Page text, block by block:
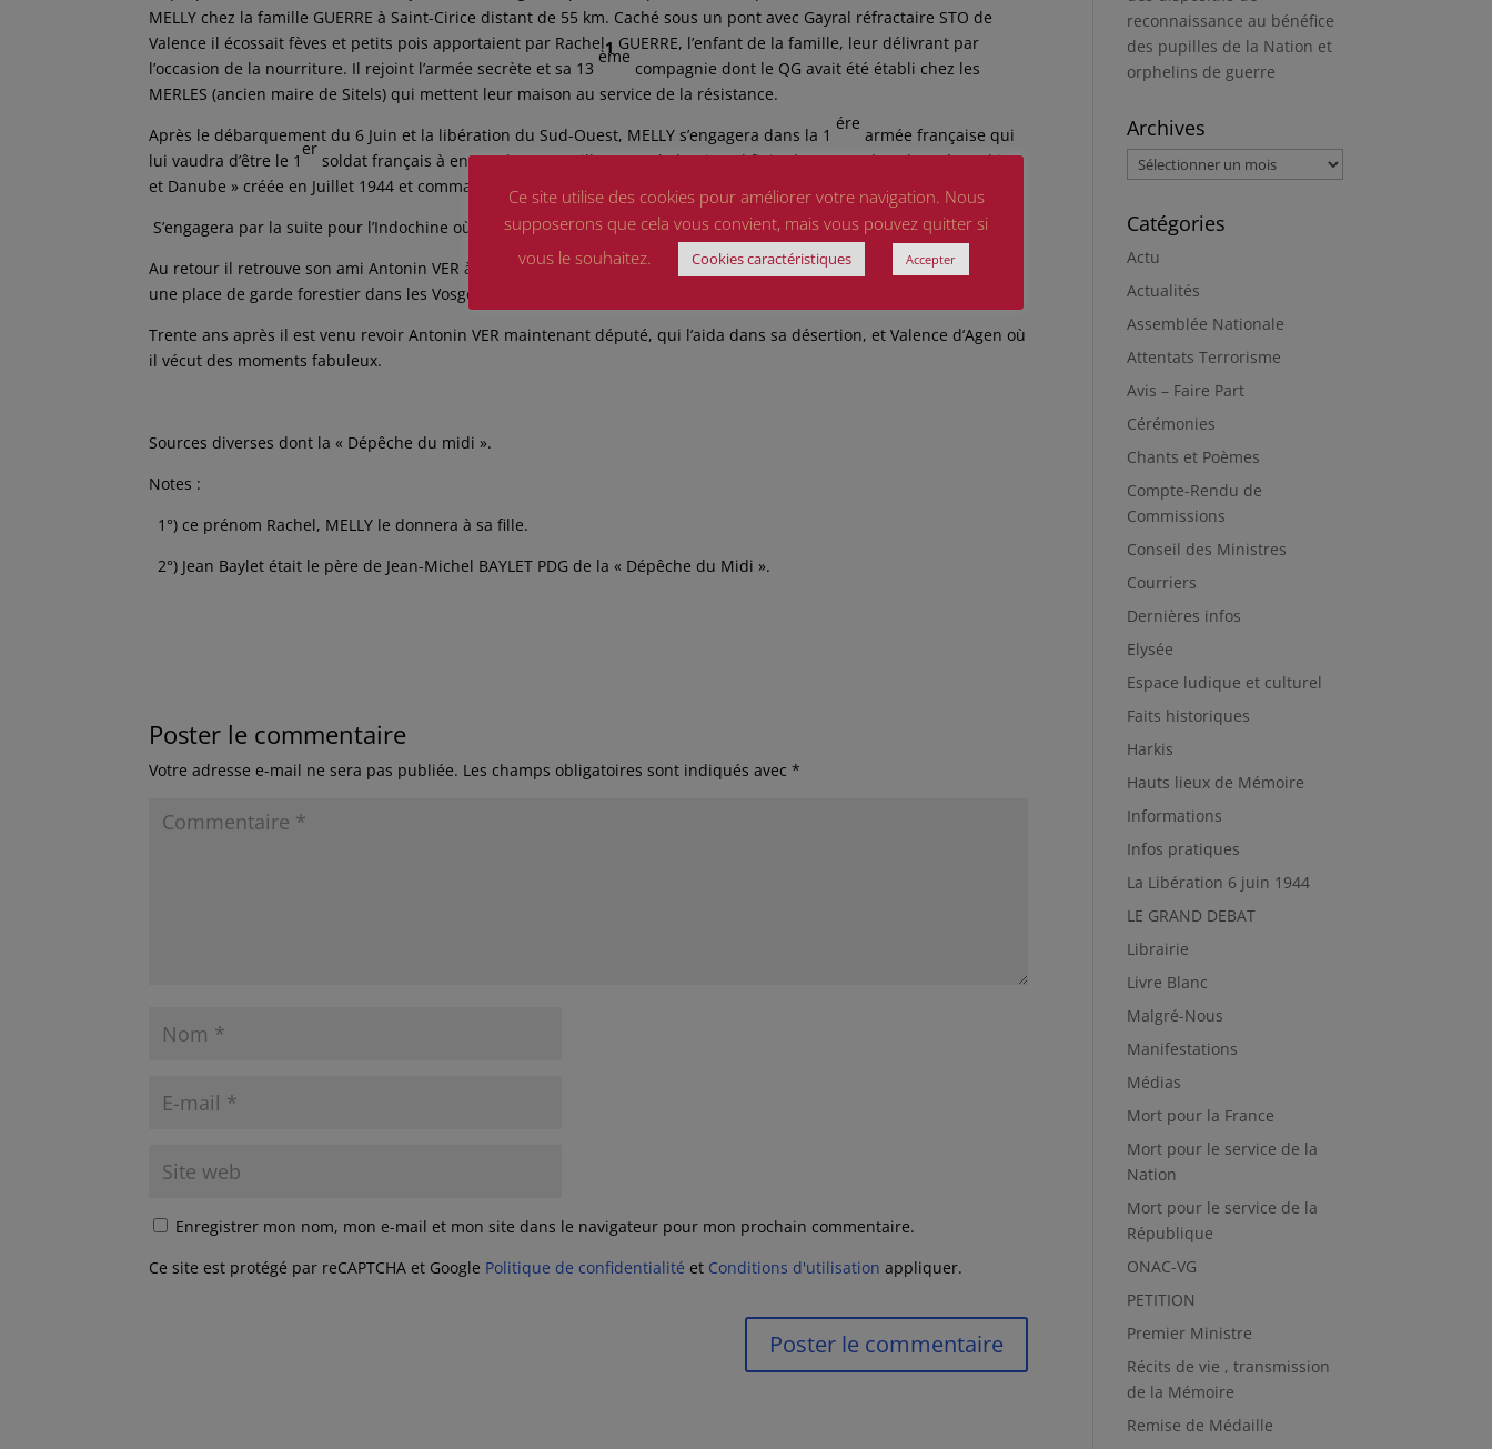
MELLY chez la famille GUERRE à Saint-Cirice distant de 55 km. Caché sous un pont avec Gayral réfractaire STO de
Valence il écossait fèves et petits pois apportaient par Rachel1 GUERRE, l’enfant de la famille, leur délivrant par
l’occasion de la nourriture. Il rejoint l’armée secrète et sa 13
ème
compagnie dont le QG avait été établi chez les
MERLES (ancien maire de Sitels) qui mettent leur maison au service de la résistance.
Après le débarquement du 6 Juin et la libération du Sud-Ouest, MELLY s’engagera dans la 1
ére
armée française qui
lui vaudra d’être le 1
er
soldat français à entrer dans son village natal alsacien. Il finira la guerre dans l’armée « Rhin
et Danube » créée en Juillet 1944 et commandée par le Général de Lattre de Tassigny.
S’engagera par la suite pour l’Indochine où il sera nommé sergent.
Au retour il retrouve son ami Antonin VER à Montauban, ce dernier par l’intermédiaire de J. BAYLET
2 lui obtiendra
une place de garde forestier dans les Vosges. Marié 5 enfants il mène une vie tranquille dans sa région.
Trente ans après il est venu revoir Antonin VER maintenant député, qui l’aida dans sa désertion, et Valence d’Agen où
il vécut des moments fabuleux.
Sources diverses dont la « Dépêche du midi ».
Notes :
1°) ce prénom Rachel, MELLY le donnera à sa fille.
2°) Jean Baylet était le père de Jean-Michel BAYLET PDG de la « Dépêche du Midi ».
Poster le commentaire
Votre adresse e-mail ne sera pas publiée. Les champs obligatoires sont indiqués avec*
Enregistrer mon nom, mon e-mail et mon site dans le navigateur pour mon prochain commentaire.
Ce site est protégé par reCAPTCHA et Google Politique de confidentialité et Conditions d'utilisation appliquer.
reconnaissance au bénéfice
des pupilles de la Nation et
orphelins de guerre
Archives
Archives
Catégories
Actu
Actualités
Assemblée Nationale
Attentats Terrorisme
Avis – Faire Part
Cérémonies
Chants et Poèmes
Compte-Rendu de
Commissions
Conseil des Ministres
Courriers
Dernières infos
Elysée
Espace ludique et culturel
Faits historiques
Harkis
Hauts lieux de Mémoire
Informations
Infos pratiques
La Libération 6 juin 1944
LE GRAND DEBAT
Librairie
Livre Blanc
Malgré-Nous
Manifestations
Médias
Mort pour la France
Mort pour le service de la
Nation
Mort pour le service de la
République
ONAC-VG
PETITION
Premier Ministre
Récits de vie , transmission
de la Mémoire
Remise de Médaille
Ce site utilise des cookies pour améliorer votre navigation. Nous
supposerons que cela vous convient, mais vous pouvez quitter si
vous le souhaitez.
Cookies caractéristiques Accepter